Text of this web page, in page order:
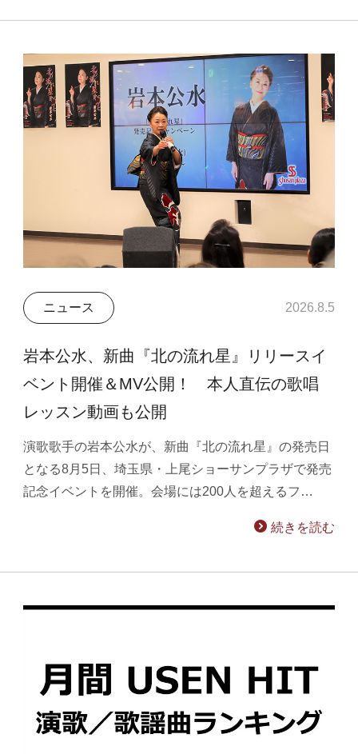
ニュース 2026.8.5
岩本公水、新曲『北の流れ星』リリースイ
ベント開催＆MV公開！ 本人直伝の歌唱
レッスン動画も公開
演歌歌手の岩本公水が、新曲『北の流れ星』の発売日
となる8月5日、埼玉県・上尾ショーサンプラザで発売
記念イベントを開催。会場には200人を超えるフ…
続きを読む